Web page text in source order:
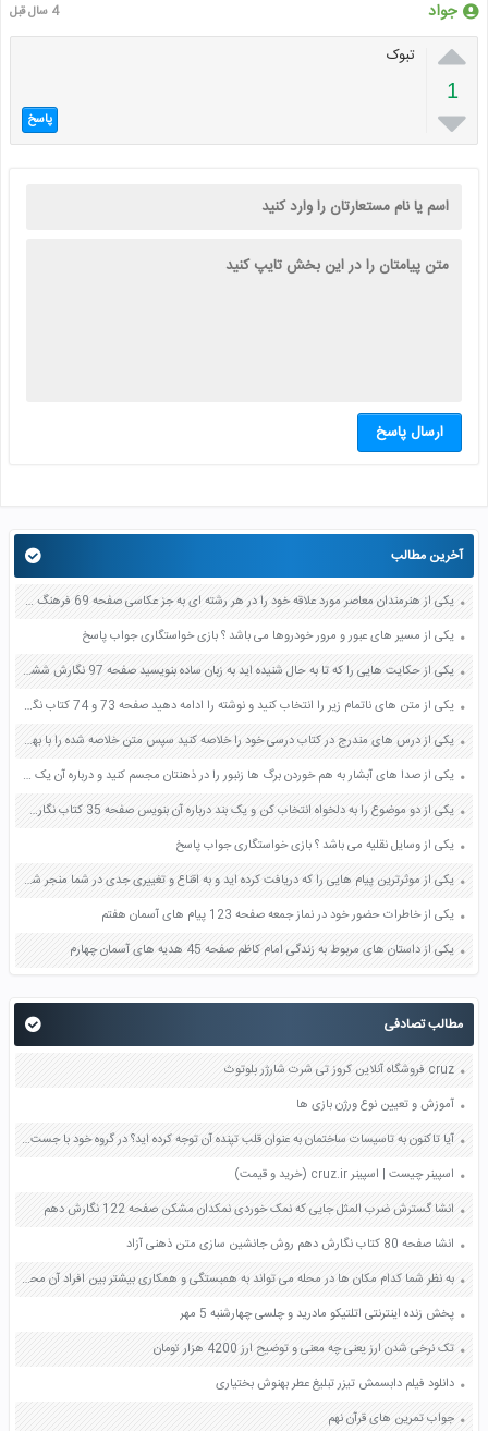
جواد 4 سال قبل

1

تبوک
پاسخ
ارسال پاسخ
آخرین مطالب
یکی از هنرمندان معاصر مورد علاقه خود را در هر رشته ای به جز عکاسی صفحه 69 فرهنگ و هنر نهم
یکی از مسیر های عبور و مرور خودروها می باشد ؟ بازی خواستگاری جواب پاسخ
یکی از حکایت هایی را که تا به حال شنیده اید به زبان ساده بنویسید صفحه 97 نگارش ششم دبستان
یکی از متن های ناتمام زیر را انتخاب کنید و نوشته را ادامه دهید صفحه 73 و 74 کتاب نگارش فارسی پنجم دبستان
یکی از درس های مندرج در کتاب درسی خود را خلاصه کنید سپس متن خلاصه شده را با بهره گیری از روش های دسته بندی نمودار جدول نقشه مفهومی نشان دهید صفحه 118 نگارش یازدهم
یکی از صدا های آبشار به هم خوردن برگ ها زنبور را در ذهنتان مجسم کنید و درباره آن یک بند بنویسید صفحه 11 نگارش پنجم
یکی از دو موضوع را به دلخواه انتخاب کن و یک بند درباره آن بنویس صفحه 35 کتاب نگارش فارسی سوم
یکی از وسایل نقلیه می باشد ؟ بازی خواستگاری جواب پاسخ
یکی از موثرترین پیام هایی را که دریافت کرده اید و به اقناع و تغییری جدی در شما منجر شده است برسی کنید و علت این تاثیر گذاری قابل توجه را بنویسید صفحه 52 تفکر و سواد رسانه ای دهم
یکی از خاطرات حضور خود در نماز جمعه صفحه 123 پیام های آسمان هفتم
یکی از داستان های مربوط به زندگی امام کاظم صفحه 45 هدیه های آسمان چهارم
مطالب تصادفی
cruz فروشگاه آنلاین کروز تی شرت شارژر بلوتوث
آموزش و تعیین نوع ورژن بازی ها
آیا تاکنون به تاسیسات ساختمان به عنوان قلب تپنده آن توجه کرده اید؟ در گروه خود با جست و جو در اینترنت کتاب ها و منابع دیگر در خصوص شباهت سیستم های تاسیساتی به قلب انسان تحقیق کنید صفحه 77 کار و فناوری نهم
اسپینر چیست | اسپینر cruz.ir (خرید و قیمت)
انشا گسترش ضرب المثل جایی که نمک خوردی نمکدان مشکن صفحه 122 نگارش دهم
انشا صفحه 80 کتاب نگارش دهم روش جانشین سازی متن ذهنی آزاد
به نظر شما کدام مکان ها در محله می تواند به همبستگی و همکاری بیشتر بین افراد آن محله کمک کند؟ صفحه 6 مطالعات اجتماعی هشتم
پخش زنده اینترنتی اتلتیکو مادرید و چلسی چهارشنبه 5 مهر
تک نرخی شدن ارز یعنی چه معنی و توضیح ارز 4200 هزار تومان
دانلود فیلم دابسمش تیزر تبلیغ عطر بهنوش بختیاری
جواب تمرین های قرآن نهم